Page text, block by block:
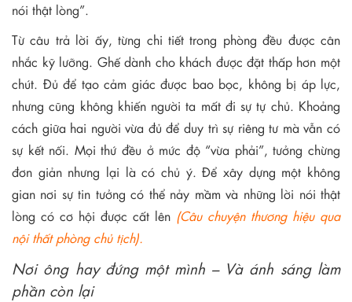
nói thật lòng”.
Từ câu trả lời ấy, từng chi tiết trong phòng đều được cân
nhắc kỹ lưỡng. Ghế dành cho khách được đặt thấp hơn một
chút. Đủ để tạo cảm giác được bao bọc, không bị áp lực,
nhưng cũng không khiến người ta mất đi sự tự chủ. Khoảng
cách giữa hai người vừa đủ để duy trì sự riêng tư mà vẫn có
sự kết nối. Mọi thứ đều ở mức độ “vừa phải”, tưởng chừng
đơn giản nhưng lại là có chủ ý. Để xây dựng một không
gian nơi sự tin tưởng có thể nảy mầm và những lời nói thật
lòng có cơ hội được cất lên (Câu chuyện thương hiệu qua
nội thất phòng chủ tịch).
Nơi ông hay đứng một mình – Và ánh sáng làm
phần còn lại